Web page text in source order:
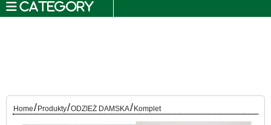
CATEGORY
Home/ Produkty/ODZIEŻ DAMSKA/ Komplet